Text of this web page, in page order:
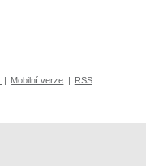
Mobilní verze RSS